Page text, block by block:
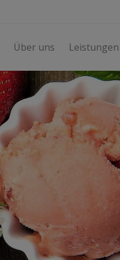
Über uns Leistungen